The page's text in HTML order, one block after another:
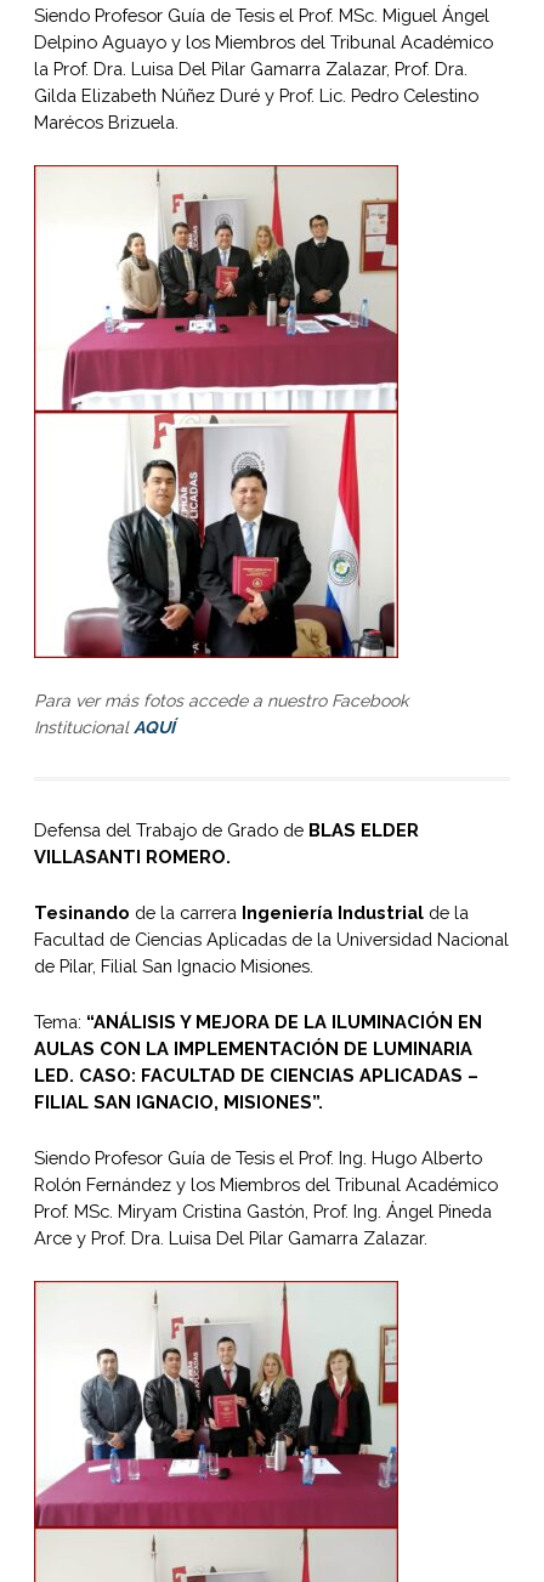
Siendo Profesor Guía de Tesis el Prof. MSc. Miguel Ángel
Delpino Aguayo y los Miembros del Tribunal Académico
la Prof. Dra. Luisa Del Pilar Gamarra Zalazar, Prof. Dra.
Gilda Elizabeth Núñez Duré y Prof. Lic. Pedro Celestino
Marécos Brizuela.
Para ver más fotos accede a nuestro Facebook
Institucional AQUÍ
Defensa del Trabajo de Grado de BLAS ELDER
VILLASANTI ROMERO.
Tesinando de la carrera Ingeniería Industrialde la
Facultad de Ciencias Aplicadas de la Universidad Nacional
de Pilar, Filial San Ignacio Misiones.
Tema: “ANÁLISIS Y MEJORA DE LA ILUMINACIÓN EN
AULAS CON LA IMPLEMENTACIÓN DE LUMINARIA
LED. CASO: FACULTAD DE CIENCIAS APLICADAS –
FILIAL SAN IGNACIO, MISIONES”.
Siendo Profesor Guía de Tesis el Prof. Ing. Hugo Alberto
Rolón Fernández y los Miembros del Tribunal Académico
Prof. MSc. Miryam Cristina Gastón, Prof. Ing. Ángel Pineda
Arce y Prof. Dra. Luisa Del Pilar Gamarra Zalazar.